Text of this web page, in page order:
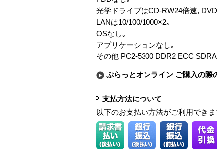
光学ドライブはCD-RW24倍速,
LANは10/100/1000×2｡
OSなし｡
アプリケーションなし｡
その他 PC2-5300 DDR2 ECC
ぷらっとオンライン ご購入の際
支払方法について
以下のお支払い方法がご利用できま